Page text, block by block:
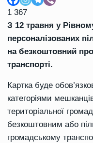
1 367
З 12 травня у
персоналізованих
на безкоштовний
транспорті.
Картка буде
категоріями
територіальної
безкоштовним або
громадському